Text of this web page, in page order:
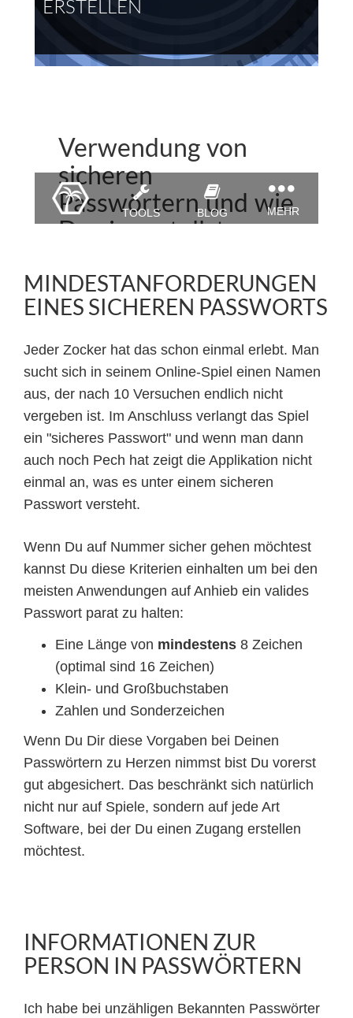
MINDESTANFORDERUNGEN
EINES SICHEREN PASSWORTS
Jeder Zocker hat das schon einmal erlebt. Man
sucht sich in seinem Online-Spiel einen Namen
aus, der nach 10 Versuchen endlich nicht
vergeben ist. Im Anschluss verlangt das Spiel
ein "sicheres Passwort" und wenn man dann
auch noch Pech hat zeigt die Applikation nicht
einmal an, was es unter einem sicheren
Passwort versteht.
Wenn Du auf Nummer sicher gehen möchtest
kannst Du diese Kriterien einhalten um bei den
meisten Anwendungen auf Anhieb ein valides
Passwort parat zu halten:
Eine Länge von mindestens 8 Zeichen
(optimal sind 16 Zeichen)
Klein- und Großbuchstaben
Zahlen und Sonderzeichen
Wenn Du Dir diese Vorgaben bei Deinen
Passwörtern zu Herzen nimmst bist Du vorerst
gut abgesichert. Das beschränkt sich natürlich
nicht nur auf Spiele, sondern auf jede Art
Software, bei der Du einen Zugang erstellen
möchtest.
INFORMATIONEN ZUR
PERSON IN PASSWÖRTERN
Ich habe bei unzähligen Bekannten Passwörter